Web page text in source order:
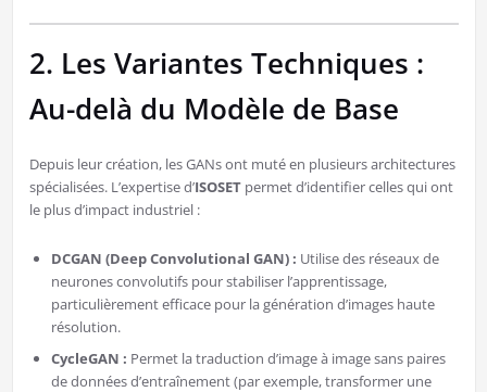
2. Les Variantes Techniques :
Au-delà du Modèle de Base
Depuis leur création, les GANs ont muté en plusieurs architectures
spécialisées. L’expertise d’ISOSETpermet d’identifier celles qui ont
le plus d’impact industriel :
DCGAN (Deep Convolutional GAN) : Utilise des réseaux de
neurones convolutifs pour stabiliser l’apprentissage,
particulièrement efficace pour la génération d’images haute
résolution.
CycleGAN : Permet la traduction d’image à image sans paires
de données d’entraînement (par exemple, transformer une